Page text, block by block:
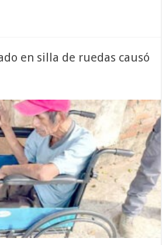
en silla de ruedas causó